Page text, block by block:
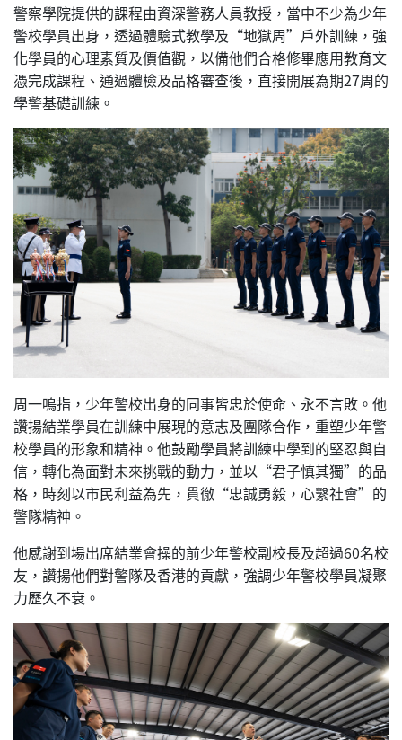
警察學院提供的課程由資深警務人員教授，當中不少為少年
警校學員出身，透過體驗式教學及“地獄周”戶外訓練，強
化學員的心理素質及價值觀，以備他們合格修畢應用教育文
憑完成課程、通過體檢及品格審查後，直接開展為期27周的
學警基礎訓練。
周一鳴指，少年警校出身的同事皆忠於使命、永不言敗。他
讚揚結業學員在訓練中展現的意志及團隊合作，重塑少年警
校學員的形象和精神。他鼓勵學員將訓練中學到的堅忍與自
信，轉化為面對未來挑戰的動力，並以“君子慎其獨”的品
格，時刻以市民利益為先，貫徹“忠誠勇毅，心繫社會”的
警隊精神。
他感謝到場出席結業會操的前少年警校副校長及超過60名校
友，讚揚他們對警隊及香港的貢獻，強調少年警校學員凝聚
力歷久不衰。